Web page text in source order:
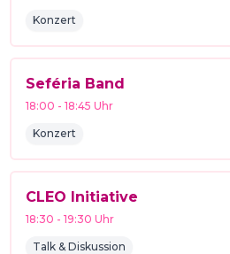
Konzert
Seféria Band
18:00 -18:45 Uhr
Konzert
CLEO Initiative
18:30 -19:30 Uhr
Talk & Diskussion